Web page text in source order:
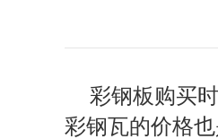
彩钢板购买
彩钢瓦的价格